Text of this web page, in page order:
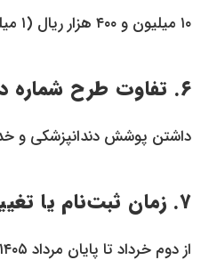
۱۰ میلیون و ۴۰۰ هزار ریال (۱ میلیون و ۴۰ هزار تومان) در ماه.
۶. تفاوت طرح شماره دو با طرح یک چیست؟
داشتن پوشش دندانپزشکی و
۷. زمان ثبت‌نام یا تغییر طرح چه مدت است؟
از دوم خرداد تا پایان مرداد ۱۴۰۵.